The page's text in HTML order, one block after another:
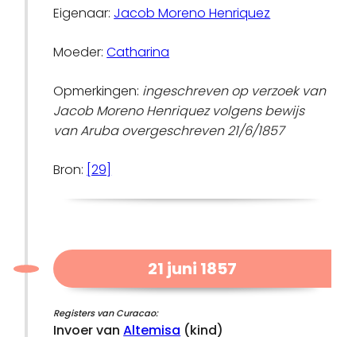
Eigenaar: Jacob Moreno Henriquez
Moeder:Catharina
Opmerkingen: ingeschreven op verzoek van
Jacob Moreno Henriquez volgens bewijs
van Aruba overgeschreven 21/6/1857
Bron: [29]
21 juni 1857
Registers van Curacao:
Invoer vanAltemisa (kind)